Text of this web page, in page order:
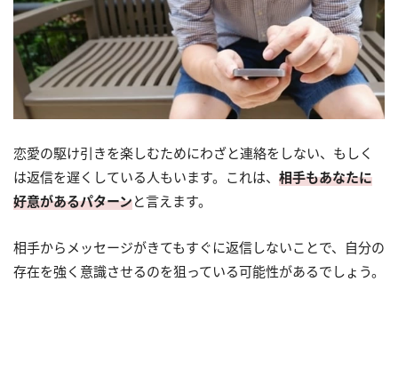
恋愛の駆け引きを楽しむためにわざと連絡をしない、もしく
は返信を遅くしている人もいます。これは、 相手もあなたに
好意があるパターンと言えます。
相手からメッセージがきてもすぐに返信しないことで、自分の
存在を強く意識させるのを狙っている可能性があるでしょう。